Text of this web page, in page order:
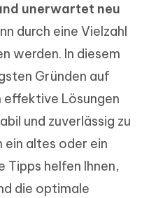
unerwartet neu
durch eine Vielzahl
werden. In diesem
Gründen auf
effektive Lösungen
und zuverlässig zu
ein altes oder ein
Tipps helfen Ihnen,
die optimale